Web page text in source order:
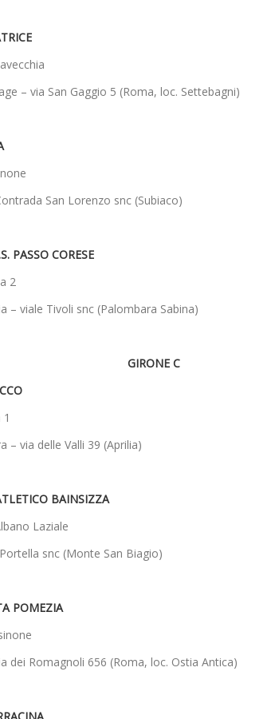
– via San Gaggio 5 (Roma, loc. Settebagni)
San Lorenzo snc (Subiaco)
PASSO CORESE
2
– viale Tivoli snc (Palombara Sabina)
GIRONE C
– via delle Valli 39 (Aprilia)
BAINSIZZA
Laziale
snc (Monte San Biagio)
POMEZIA
dei Romagnoli 656 (Roma, loc. Ostia Antica)